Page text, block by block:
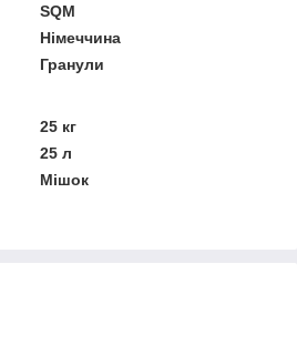
SQM
Німеччина
Гранули
25 кг
25 л
Мішок